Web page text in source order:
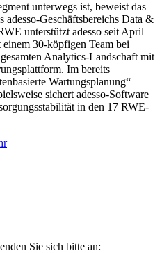
unterwegs ist, beweist das
Geschäftsbereichs Data &
unterstützt adesso seit April
einem 30-köpfigen Team bei
Analytics-Landschaft mit
Im bereits
Wartungsplanung“
sichert adesso-Software
in den 17 RWE-
Sie sich bitte an: